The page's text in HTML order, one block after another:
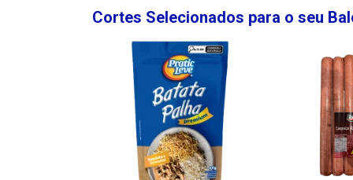
Cortes Selecionados para o seu